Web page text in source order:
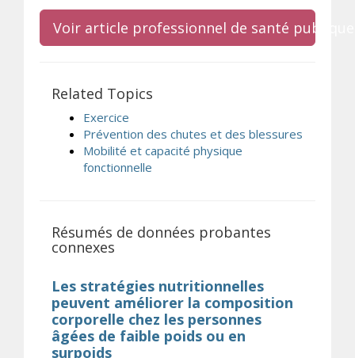
Voir article professionnel de santé publique
Related Topics
Exercice
Prévention des chutes et des blessures
Mobilité et capacité physique
fonctionnelle
Résumés de données probantes
connexes
Les stratégies nutritionnelles
peuvent améliorer la composition
corporelle chez les personnes
âgées de faible poids ou en
surpoids